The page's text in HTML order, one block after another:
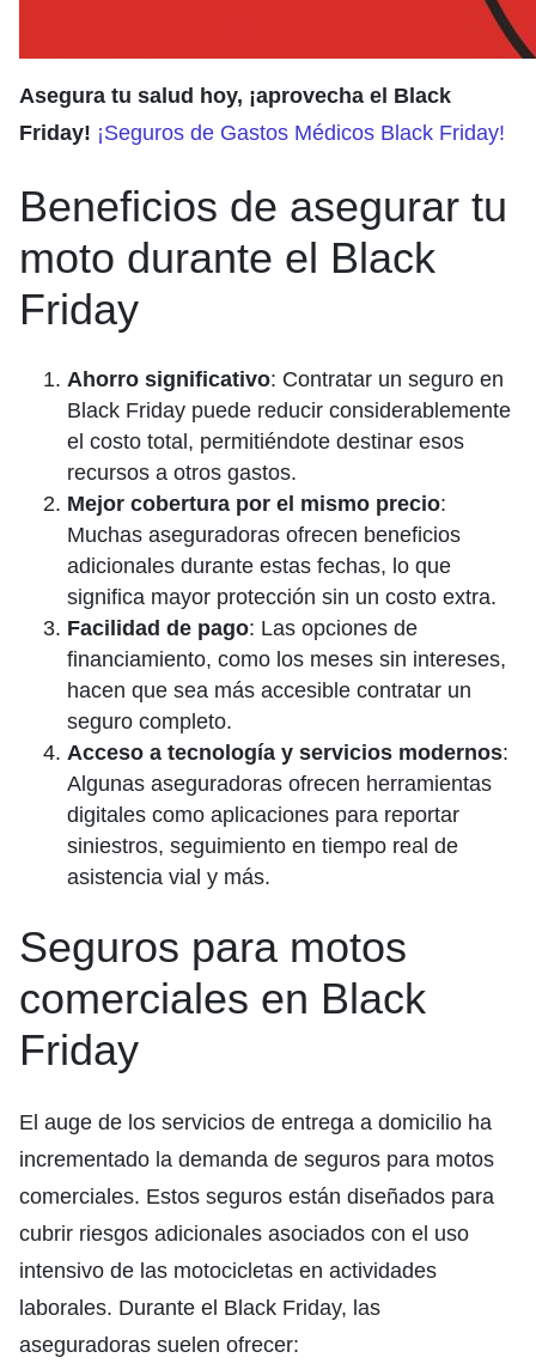
Asegura tu salud hoy, ¡aprovecha el Black
Friday! ¡Seguros de Gastos Médicos Black Friday!
Beneficios de asegurar tu
moto durante el Black
Friday
Ahorro significativo: Contratar un seguro en
Black Friday puede reducir considerablemente
el costo total, permitiéndote destinar esos
recursos a otros gastos.
Mejor cobertura por el mismo precio:
Muchas aseguradoras ofrecen beneficios
adicionales durante estas fechas, lo que
significa mayor protección sin un costo extra.
Facilidad de pago: Las opciones de
financiamiento, como los meses sin intereses,
hacen que sea más accesible contratar un
seguro completo.
Acceso a tecnología y servicios modernos:
Algunas aseguradoras ofrecen herramientas
digitales como aplicaciones para reportar
siniestros, seguimiento en tiempo real de
asistencia vial y más.
Seguros para motos
comerciales en Black
Friday
El auge de los servicios de entrega a domicilio ha
incrementado la demanda de seguros para motos
comerciales. Estos seguros están diseñados para
cubrir riesgos adicionales asociados con el uso
intensivo de las motocicletas en actividades
laborales. Durante el Black Friday, las
aseguradoras suelen ofrecer: